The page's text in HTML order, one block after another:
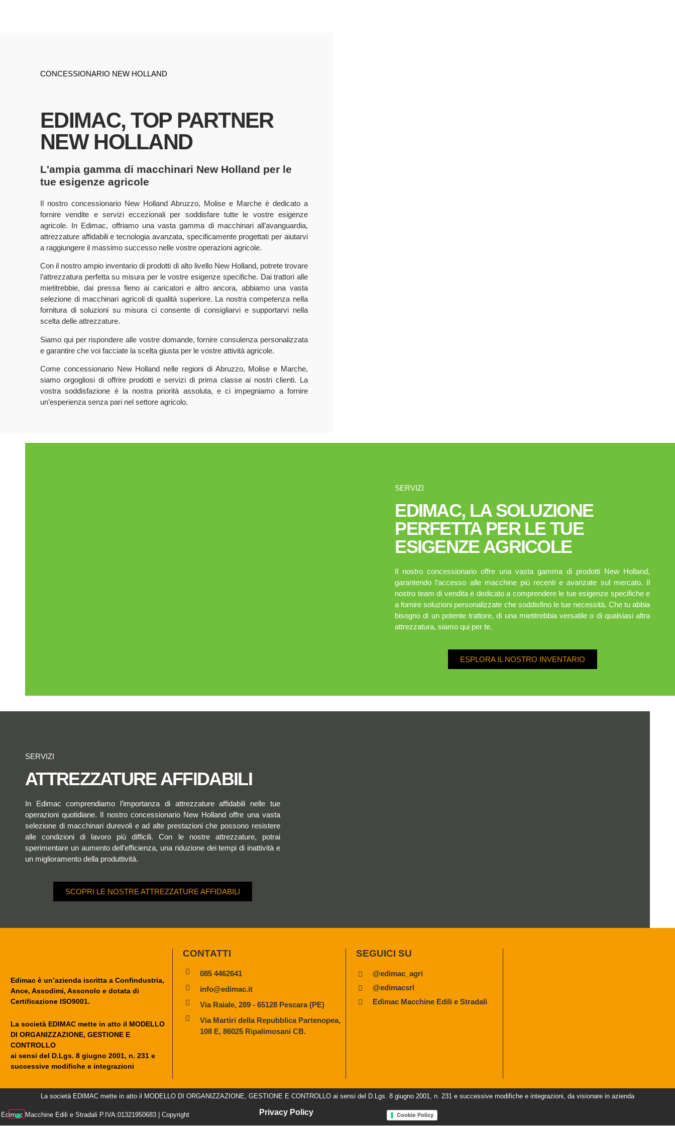
CONCESSIONARIO NEW HOLLAND
EDIMAC, TOP PARTNER
NEW HOLLAND
L'ampia gamma di macchinari New Holland per le
tue esigenze agricole
Il nostro concessionario New Holland Abruzzo, Molise e Marche è dedicato a
fornire vendite e servizi eccezionali per soddisfare tutte le vostre esigenze
agricole. In Edimac, offriamo una vasta gamma di macchinari all’avanguardia,
attrezzature affidabili e tecnologia avanzata, specificamente progettati per aiutarvi
a raggiungere il massimo successo nelle vostre operazioni agricole.
Con il nostro ampio inventario di prodotti di alto livello New Holland, potrete trovare
l’attrezzatura perfetta su misura per le vostre esigenze specifiche. Dai trattori alle
mietitrebbie, dai pressa fieno ai caricatori e altro ancora, abbiamo una vasta
selezione di macchinari agricoli di qualità superiore. La nostra competenza nella
fornitura di soluzioni su misura ci consente di consigliarvi e supportarvi nella
scelta delle attrezzature.
Siamo qui per rispondere alle vostre domande, fornire consulenza personalizzata
e garantire che voi facciate la scelta giusta per le vostre attività agricole.
Come concessionario New Holland nelle regioni di Abruzzo, Molise e Marche,
siamo orgogliosi di offrire prodotti e servizi di prima classe ai nostri clienti. La
vostra soddisfazione è la nostra priorità assoluta, e ci impegniamo a fornire
un’esperienza senza pari nel settore agricolo.
SERVIZI
EDIMAC, LA SOLUZIONE
PERFETTA PER LE TUE
ESIGENZE AGRICOLE
Il nostro concessionario offre una vasta gamma di prodotti New Holland,
garantendo l’accesso alle macchine più recenti e avanzate sul mercato. Il
nostro team di vendita è dedicato a comprendere le tue esigenze specifiche e
a fornire soluzioni personalizzate che soddisfino le tue necessità. Che tu abbia
bisogno di un potente trattore, di una mietitrebbia versatile o di qualsiasi altra
attrezzatura, siamo qui per te.
ESPLORA IL NOSTRO INVENTARIO
SERVIZI
ATTREZZATURE AFFIDABILI
In Edimac comprendiamo l’importanza di attrezzature affidabili nelle tue
operazioni quotidiane. Il nostro concessionario New Holland offre una vasta
selezione di macchinari durevoli e ad alte prestazioni che possono resistere
alle condizioni di lavoro più difficili. Con le nostre attrezzature, potrai
sperimentare un aumento dell’efficienza, una riduzione dei tempi di inattività e
un miglioramento della produttività.
SCOPRI LE NOSTRE ATTREZZATURE AFFIDABILI
Edimac è un’azienda iscritta a Confindustria,
Ance, Assodimi, Assonolo e dotata di
Certificazione ISO9001.
La società EDIMAC mette in atto il MODELLO
DI ORGANIZZAZIONE, GESTIONE E
CONTROLLO
ai sensi del D.Lgs. 8 giugno 2001, n. 231 e
successive modifiche e integrazioni
CONTATTI
085 4462641
info@edimac.it
Via Raiale, 289 - 65128 Pescara (PE)
Via Martiri della Repubblica Partenopea,
108 E, 86025 Ripalimosani CB.
SEGUICI SU
@edimac_agri
@edimacsrl
Edimac Macchine Edili e Stradali
La società EDIMAC mette in atto il MODELLO DI ORGANIZZAZIONE, GESTIONE E CONTROLLO ai sensi del D.Lgs. 8 giugno 2001, n. 231 e successive modifiche e integrazioni, da visionare in azienda
Edimac Macchine Edili e Stradali P.IVA:01321950683 | Copyright Privacy Policy Cookie Policy